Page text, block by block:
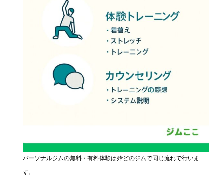
パーソナルジムの無料・有料体験は殆どのジムで同じ流れで行いま
す。